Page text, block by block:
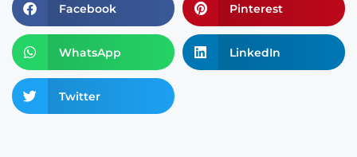
Facebook Pinterest
WhatsApp LinkedIn
Twitter